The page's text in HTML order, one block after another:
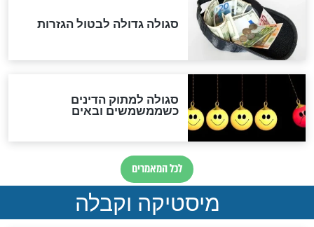
האם אפשר לחשב את הקץ?
מה יהיה בימות המשיח?